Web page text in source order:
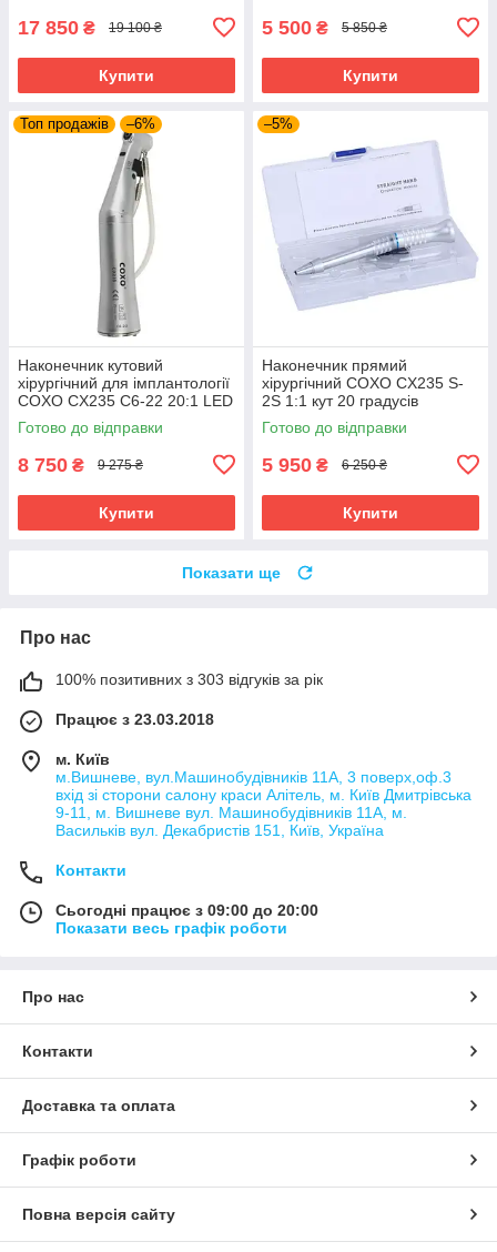
17 850 ₴ 19 100 ₴
Купити
5 500 ₴ 5 850 ₴
Купити
Топ продажів –6%
Наконечник кутовий
хірургічний для імплантології
COXO CX235 C6-22 20:1 LED
світло+охолодження.
Оригінал
Готово до відправки
8 750 ₴ 9 275 ₴
Купити
–5%
Наконечник прямий
хірургічний COXO CX235 S-
2S 1:1 кут 20 градусів
Готово до відправки
5 950 ₴ 6 250 ₴
Купити
Показати ще
Про нас
100% позитивних з 303 відгуків за рік
Працює з 23.03.2018
м. Київ
м.Вишневе, вул.Машинобудівників 11А, 3 поверх,оф.3
вхід зі сторони салону краси Алітель, м. Київ Дмитрівська
9-11, м. Вишневе вул. Машинобудівників 11А, м.
Васильків вул. Декабристів 151, Київ, Україна
Контакти
Сьогодні працює з 09:00 до 20:00
Показати весь графік роботи
Про нас
Контакти
Доставка та оплата
Графік роботи
Повна версія сайту